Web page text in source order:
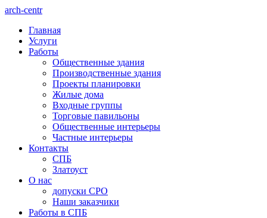
arch-centr
Главная
Услуги
Работы
Общественные здания
Производственные здания
Проекты планировки
Жилые дома
Входные группы
Торговые павильоны
Общественные интерьеры
Частные интерьеры
Контакты
СПБ
Златоуст
О нас
допуски СРО
Наши заказчики
Работы в СПБ